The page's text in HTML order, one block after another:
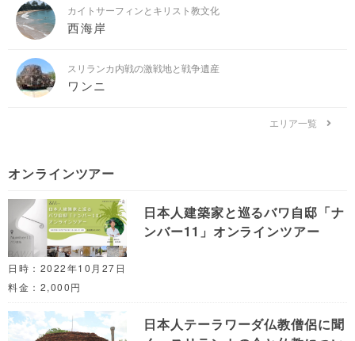
カイトサーフィンとキリスト教文化
西海岸
スリランカ内戦の激戦地と戦争遺産
ワンニ
エリア一覧
オンラインツアー
日本人建築家と巡るバワ自邸「ナ
ンバー11」オンラインツアー
日時：2022年10月27日
料金：2,000円
日本人テーラワーダ仏教僧侶に聞